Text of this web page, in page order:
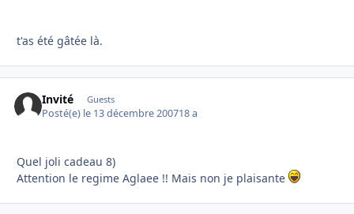
t'as été gâtée là.
Invité Guests
Posté(e) le 13 décembre 200718 a
Quel joli cadeau 8)
Attention le regime Aglaee !! Mais non je plaisante